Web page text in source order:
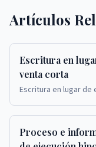
Artículos
Escritura en
venta corta
Escritura en lugar de
Proceso e